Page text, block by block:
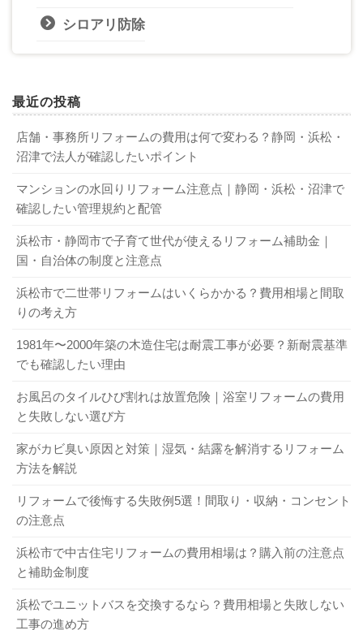
シロアリ防除
最近の投稿
店舗・事務所リフォームの費用は何で変わる？静岡・浜松・
沼津で法人が確認したいポイント
マンションの水回りリフォーム注意点｜静岡・浜松・沼津で
確認したい管理規約と配管
浜松市・静岡市で子育て世代が使えるリフォーム補助金｜
国・自治体の制度と注意点
浜松市で二世帯リフォームはいくらかかる？費用相場と間取
りの考え方
1981年〜2000年築の木造住宅は耐震工事が必要？新耐震基準
でも確認したい理由
お風呂のタイルひび割れは放置危険｜浴室リフォームの費用
と失敗しない選び方
家がカビ臭い原因と対策｜湿気・結露を解消するリフォーム
方法を解説
リフォームで後悔する失敗例5選！間取り・収納・コンセント
の注意点
浜松市で中古住宅リフォームの費用相場は？購入前の注意点
と補助金制度
浜松でユニットバスを交換するなら？費用相場と失敗しない
工事の進め方